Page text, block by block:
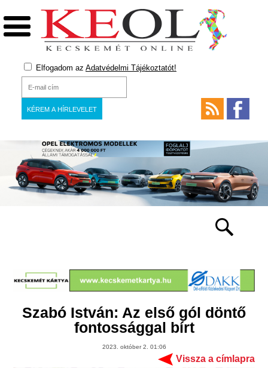
Elfogadom az Adatvédelmi Tájékoztatót!
Szabó István: Az első gól döntő
fontossággal bírt
2023. október 2. 01:06
Vissza a címlapra